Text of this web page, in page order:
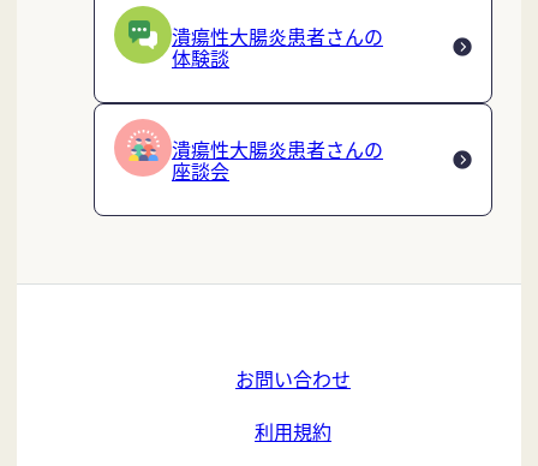
潰瘍性大腸炎患者さんの
体験談
潰瘍性大腸炎患者さんの
座談会
お問い合わせ
利用規約